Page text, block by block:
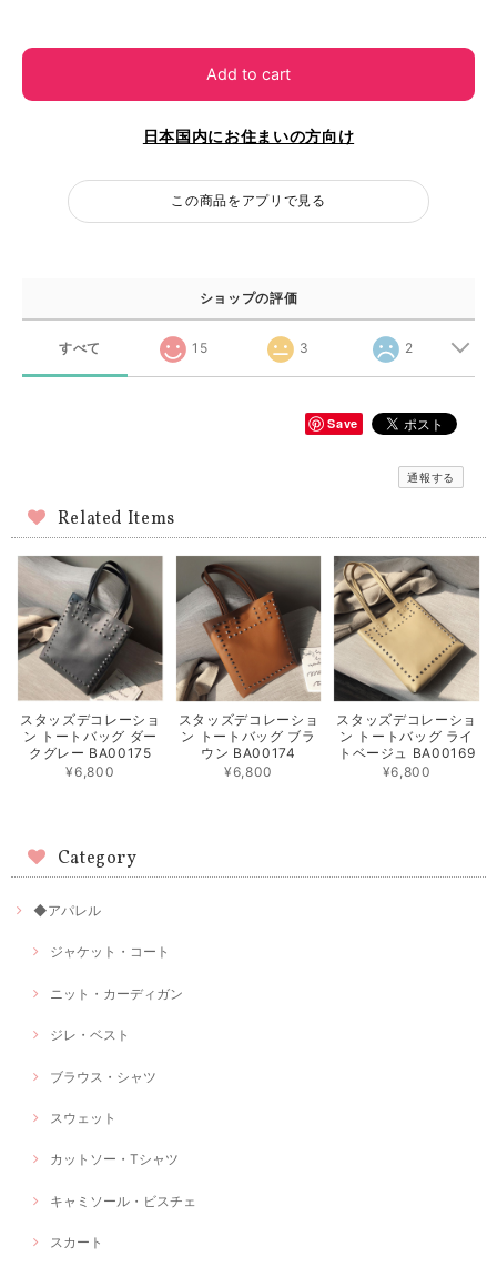
Add to cart
日本国内にお住まいの方向け
この商品をアプリで見る
ショップの評価
すべて 15 3 2
Save
通報する
Related Items
スタッズデコレーショ
ン トートバッグ ダー
クグレー BA00175
¥6,800
スタッズデコレーショ
ン トートバッグ ブラ
ウン BA00174
¥6,800
スタッズデコレーショ
ン トートバッグ ライ
トベージュ BA00169
¥6,800
Category
◆アパレル
ジャケット・コート
ニット・カーディガン
ジレ・ベスト
ブラウス・シャツ
スウェット
カットソー・Tシャツ
キャミソール・ビスチェ
スカート